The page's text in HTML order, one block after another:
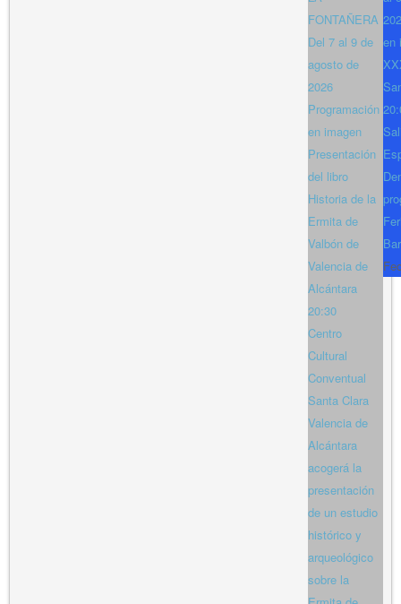
FONTAÑERA
Del 7 al 9 de
agosto de
2026
Programación
en imagen
Presentación
del libro
Historia de la
Ermita de
Valbón de
Valencia de
Alcántara
20:30
Centro
Cultural
Conventual
Santa Clara
Valencia de
Alcántara
acogerá la
presentación
de un estudio
histórico y
arqueológico
sobre la
en